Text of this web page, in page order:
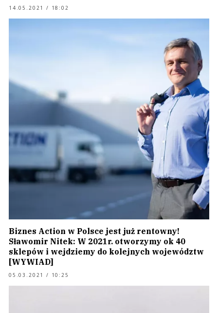
14.05.2021 / 18:02
Biznes Action w Polsce jest już rentowny!
Sławomir Nitek: W 2021r. otworzymy ok 40
sklepów i wejdziemy do kolejnych województw
[WYWIAD]
05.03.2021 / 10:25